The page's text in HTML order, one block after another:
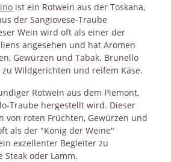
ist ein Rotwein aus der Toskana,
der Sangiovese-Traube
Wein wird oft als einer der
angesehen und hat Aromen
Gewürzen und Tabak. Brunello
Wildgerichten und reifem Käse.
Rotwein aus dem Piemont,
Traube hergestellt wird. Dieser
von roten Früchten, Gewürzen und
als der "König der Weine"
exzellenter Begleiter zu
Steak oder Lamm.